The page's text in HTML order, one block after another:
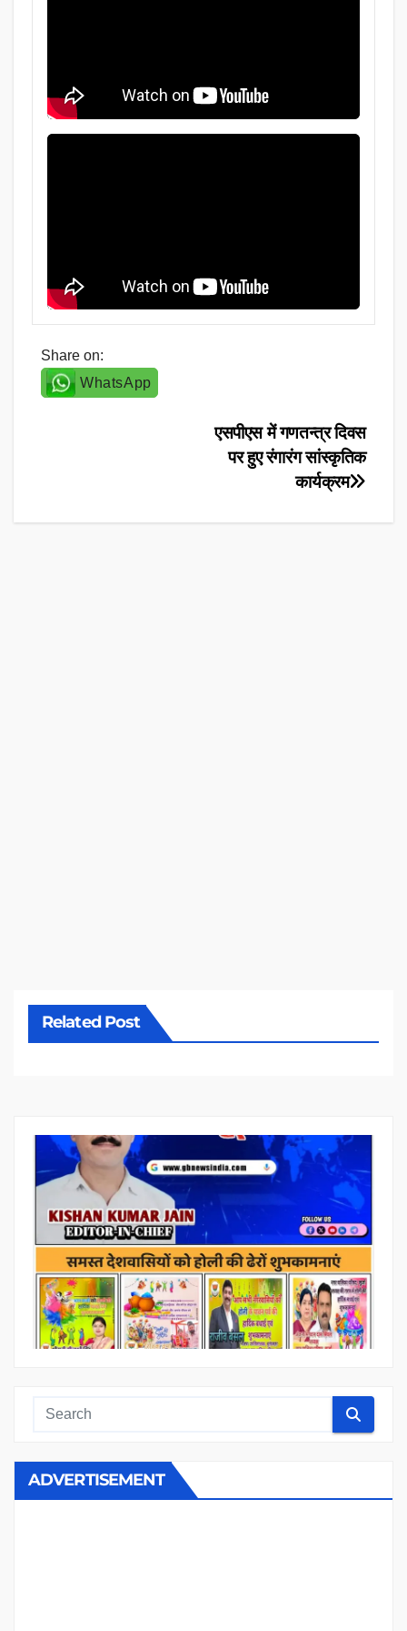
Share on:
WhatsApp
एसपीएस में गणतन्त्र दिवस
पर हुए रंगारंग सांस्कृतिक
कार्यक्रम
Related Post
ADVERTISEMENT